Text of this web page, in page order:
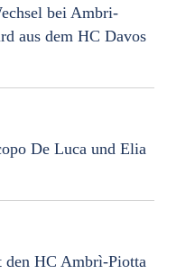
bei Ambri-
aus dem HC Davos
De Luca und Elia
den HC Ambrì-Piotta